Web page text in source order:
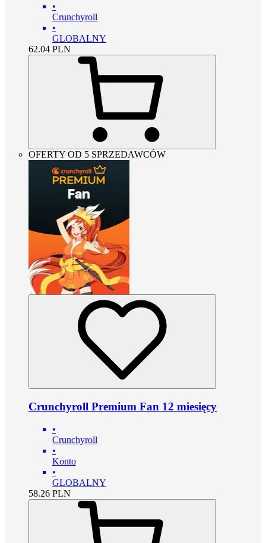
•
Crunchyroll
•
GLOBALNY
62.04 PLN
OFERTY OD 5 SPRZEDAWCÓW
Crunchyroll Premium Fan 12 miesięcy
•
Crunchyroll
•
Konto
•
GLOBALNY
58.26 PLN